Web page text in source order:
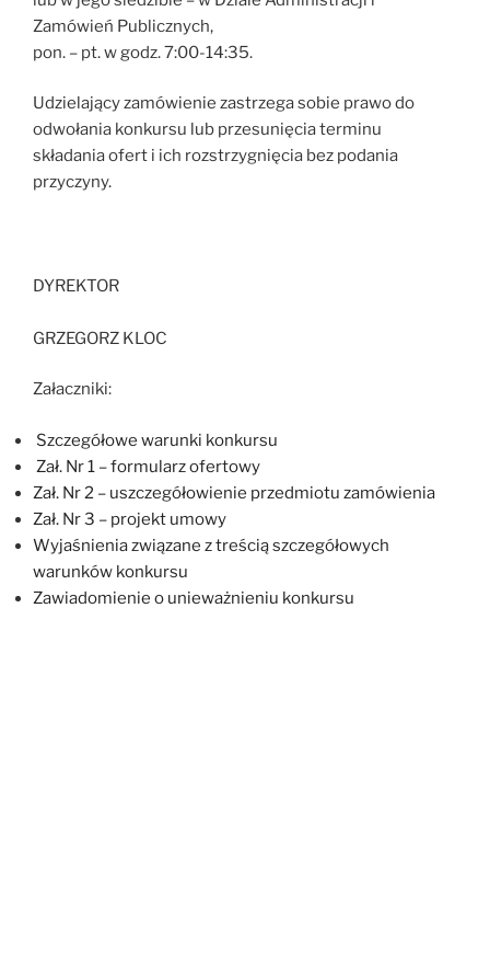
Zamówień Publicznych,
pon. – pt. w godz. 7:00-14:35.
Udzielający zamówienie zastrzega sobie prawo do
odwołania konkursu lub przesunięcia terminu
składania ofert i ich rozstrzygnięcia bez podania
przyczyny.
DYREKTOR
GRZEGORZ KLOC
Załaczniki:
Szczegółowe warunki konkursu
Zał. Nr 1 – formularz ofertowy
Zał. Nr 2 – uszczegółowienie przedmiotu zamówienia
Zał. Nr 3 – projekt umowy
Wyjaśnienia związane z treścią szczegółowych
warunków konkursu
Zawiadomienie o unieważnieniu konkursu